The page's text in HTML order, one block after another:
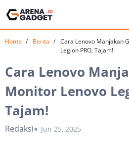
Home Berita
Cara Lenovo Manjakan
Legion PRO, Tajam!
Cara Lenovo
Monitor Lenovo
Tajam!
Redaksi Jun 25, 2025